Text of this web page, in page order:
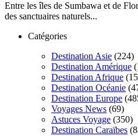
Entre les îles de Sumbawa et de
des sanctuaires naturels...
Catégories
Destination Asie (224)
Destination Amérique
Destination Afrique
Destination Océanie
Destination Europe
Voyages News (69)
Astuces Voyage (350)
Destination Caraïbes